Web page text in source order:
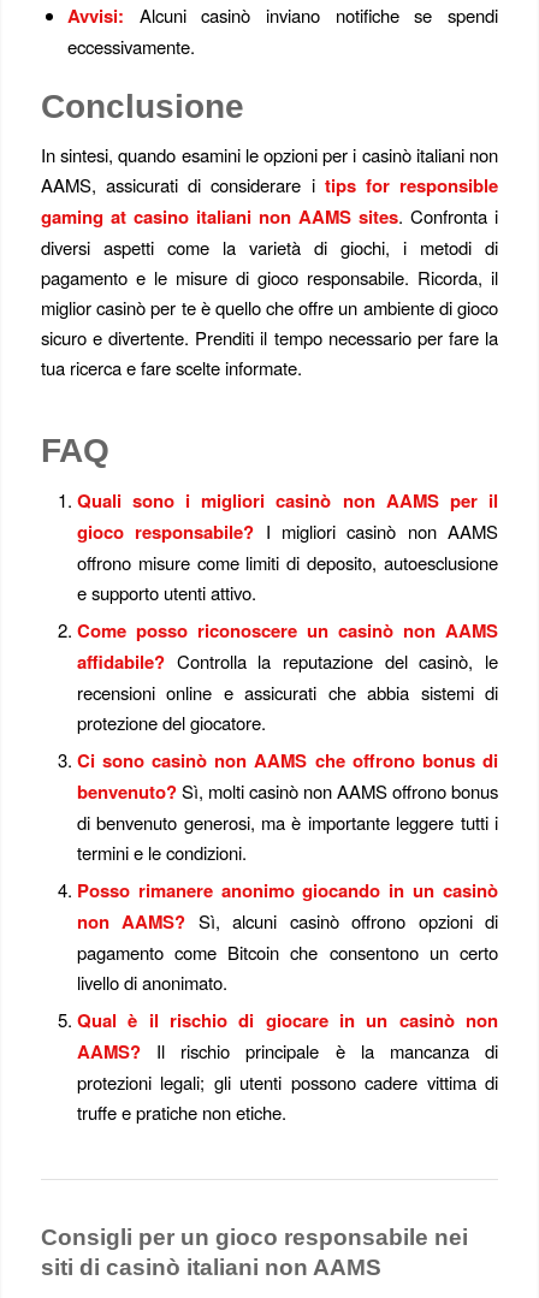
Avvisi: Alcuni casinò inviano notifiche se spendi
eccessivamente.
Conclusione
In sintesi, quando esamini le opzioni per i casinò italiani non
AAMS, assicurati di considerare i tips for responsible
gaming at casino italiani non AAMS sites. Confronta i
diversi aspetti come la varietà di giochi, i metodi di
pagamento e le misure di gioco responsabile. Ricorda, il
miglior casinò per te è quello che offre un ambiente di gioco
sicuro e divertente. Prenditi il tempo necessario per fare la
tua ricerca e fare scelte informate.
FAQ
Quali sono i migliori casinò non AAMS per il
gioco responsabile? I migliori casinò non AAMS
offrono misure come limiti di deposito, autoesclusione
e supporto utenti attivo.
Come posso riconoscere un casinò non AAMS
affidabile?Controlla la reputazione del casinò, le
recensioni online e assicurati che abbia sistemi di
protezione del giocatore.
Ci sono casinò non AAMS che offrono bonus di
benvenuto?Sì, molti casinò non AAMS offrono bonus
di benvenuto generosi, ma è importante leggere tutti i
termini e le condizioni.
Posso rimanere anonimo giocando in un casinò
non AAMS? Sì, alcuni casinò offrono opzioni di
pagamento come Bitcoin che consentono un certo
livello di anonimato.
Qual è il rischio di giocare in un casinò non
AAMS?Il rischio principale è la mancanza di
protezioni legali; gli utenti possono cadere vittima di
truffe e pratiche non etiche.
Consigli per un gioco responsabile nei
siti di casinò italiani non AAMS